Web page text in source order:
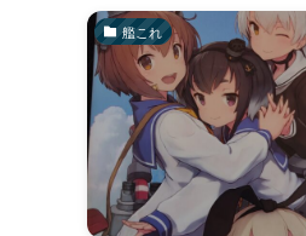
艦これ